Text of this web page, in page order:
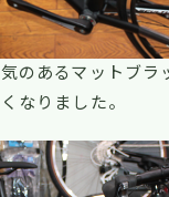
のあるマットブラ
なりました。